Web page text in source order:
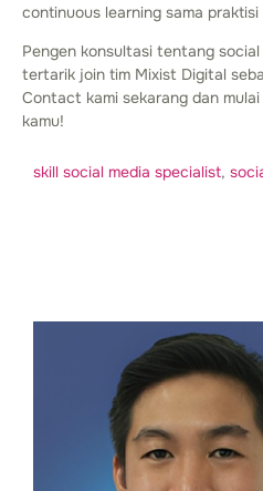
continuous learning sama
Pengen konsultasi tentang
tertarik join tim Mixist Digital
Contact kami sekarang dan
kamu!
skill social media specialist,